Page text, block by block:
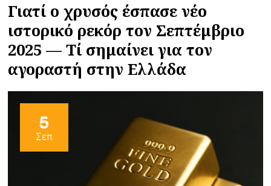
Γιατί ο χρυσός έσπασε νέο
ιστορικό ρεκόρ τον Σεπτέμβριο
2025 — Τί σημαίνει για τον
αγοραστή στην Ελλάδα
5
Σεπ